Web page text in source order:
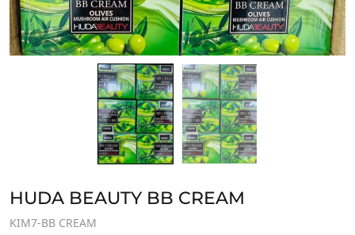
HUDA BEAUTY BB CREAM
KIM7-BB CREAM